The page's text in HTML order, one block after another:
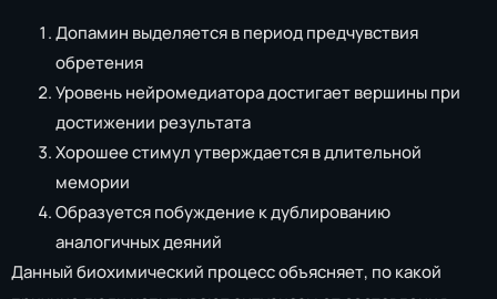
Допамин выделяется в период предчувствия
обретения
Уровень нейромедиатора достигает вершины при
достижении результата
Хорошее стимул утверждается в длительной
мемории
Образуется побуждение к дублированию
аналогичных деяний
Данный биохимический процесс объясняет, по какой